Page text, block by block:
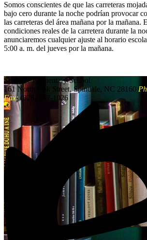
Somos conscientes de que las carreteras
bajo cero durante la noche podrían provocar
las carreteras del área mañana por la mañana.
condiciones reales de la carretera durante la
anunciaremos cualquier ajuste al horario
5:00 a. m. del jueves por la mañana.
Spindale Elementary School
161 North Oak Street, Spindale, NC 28160
Fax:(828) 287-1026